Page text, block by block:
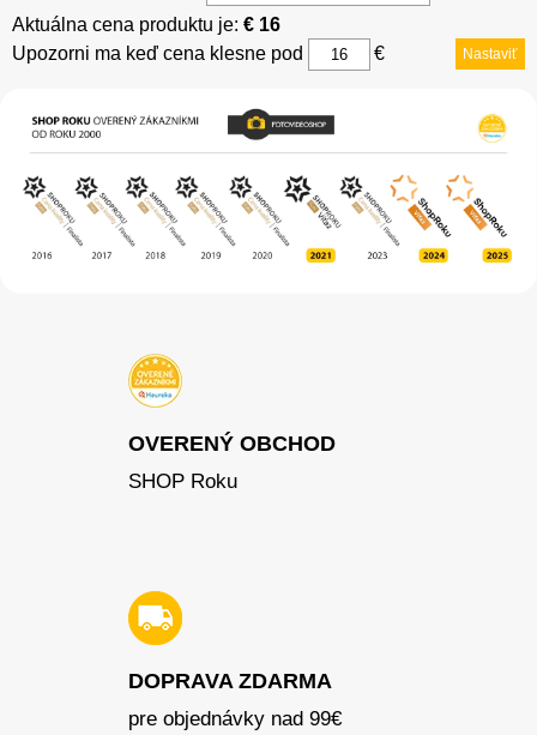
Aktuálna cena produktu je: € 16
Upozorni ma keď cena klesne pod
€ Nastaviť
OVERENÝ OBCHOD
SHOP Roku
DOPRAVA ZDARMA
pre objednávky nad 99€